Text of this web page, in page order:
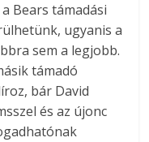
Bears támadási
ugyanis a
sem a legjobb.
támadó
bár David
és az újonc